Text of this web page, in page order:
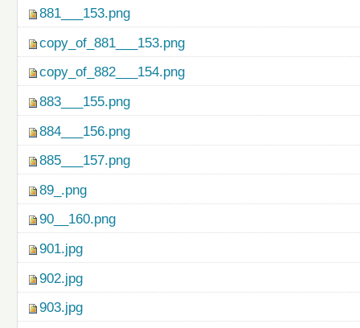
881___153.png
copy_of_881___153.png
copy_of_882___154.png
883___155.png
884___156.png
885___157.png
89_.png
90__160.png
901.jpg
902.jpg
903.jpg